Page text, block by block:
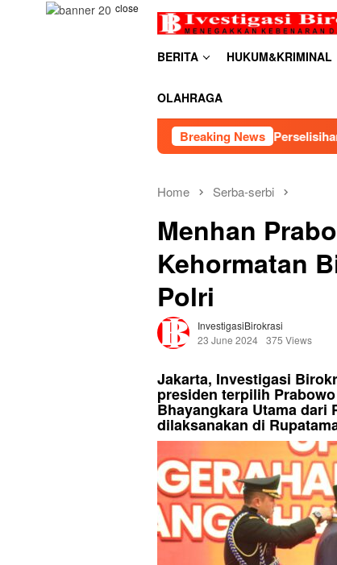
close
BERITA HUKUM&KRIMINAL
OLAHRAGA
Breaking News
Berhasil Mediasi Perselisihan PHK PT Amos Indah
Home Serba-serbi
Menhan
Kehormatan
Polri
InvestigasiBirokrasi
23 June 2024 375 Views
Jakarta, Investigasi
presiden terpilih
Bhayangkara Utama dari
dilaksanakan di